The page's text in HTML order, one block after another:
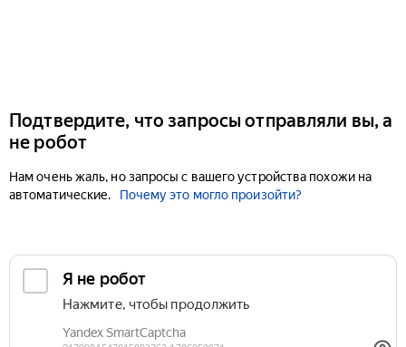
Подтвердите, что запросы отправляли вы, а
не робот
Нам очень жаль, но запросы с вашего устройства похожи на
автоматические.
Почему это могло произойти?